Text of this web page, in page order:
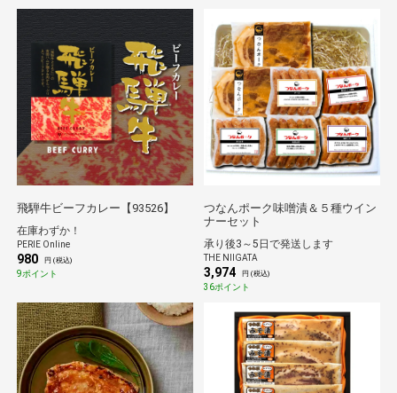
飛騨牛ビーフカレー【93526】
在庫わずか！
PERIE Online
980 円 (税込)
9ポイント
つなんポーク味噌漬＆５種ウイン
ナーセット
承り後3～5日で発送します
THE NIIGATA
3,974 円 (税込)
36ポイント